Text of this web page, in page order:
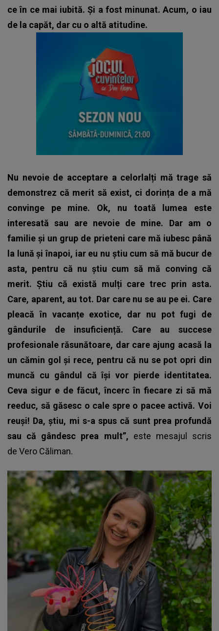
ce în ce mai iubită. Și a fost minunat. Acum, o iau
de la capăt, dar cu o altă atitudine.
Nu nevoie de acceptare a celorlalți mă trage să
demonstrez că merit să exist, ci dorința de a mă
convinge pe mine. Ok, nu toată lumea este
interesată sau are nevoie de mine. Dar am o
familie și un grup de prieteni care mă iubesc până
la lună și înapoi, iar eu nu știu cum să mă bucur de
asta, pentru că nu știu cum să mă conving că
merit. Știu că există mulți care trec prin asta.
Care, aparent, au tot. Dar care nu se au pe ei. Care
pleacă în vacanțe exotice, dar nu pot fugi de
gândurile de insuficiență. Care au succese
profesionale răsunătoare, dar care ajung acasă la
un cămin gol și rece, pentru că nu se pot opri din
muncă cu gândul că își vor pierde identitatea.
Ceva sigur e de făcut, încerc în fiecare zi să mă
reeduc, să găsesc o cale spre o pacee activă. Voi
reuși! Da, știu, mi s-a spus că sunt prea profundă
sau că gândesc prea mult”, este mesajul scris
de Vero Căliman.